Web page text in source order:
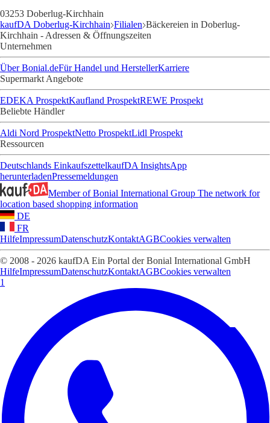
03253 Doberlug-Kirchhain
kaufDA Doberlug-Kirchhain Filialen Bäckereien in Doberlug-
Kirchhain - Adressen & Öffnungszeiten
Unternehmen
Über Bonial.deFür Handel und HerstellerKarriere
Supermarkt Angebote
EDEKA ProspektKaufland ProspektREWE Prospekt
Beliebte Händler
Aldi Nord ProspektNetto ProspektLidl Prospekt
Ressourcen
Deutschlands EinkaufszettelkaufDA InsightsApp
herunterladenPressemeldungen
Member of Bonial International Group The network for
location based shopping information
DE
FR
HilfeImpressumDatenschutzKontaktAGBCookies verwalten
© 2008 - 2026 kaufDA Ein Portal der Bonial International GmbH
HilfeImpressumDatenschutzKontaktAGBCookies verwalten
1